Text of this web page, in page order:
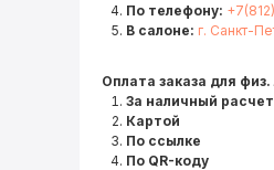
По телефону:
В салоне: г. Санкт-
Оплата заказа для физ.
За наличный расчет
Картой
По ссылке
По QR-коду